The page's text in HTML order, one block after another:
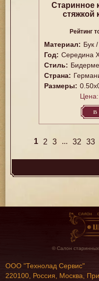
Старинное
стяжкой
Рейтинг
Материал: Бук
Год: Середина
Стиль:
Страна:
Размеры:
Цена:
в
1 2 3 ... 32 33
© Салон
ООО "Технолад Сервис"
220100, Россия, Москва,